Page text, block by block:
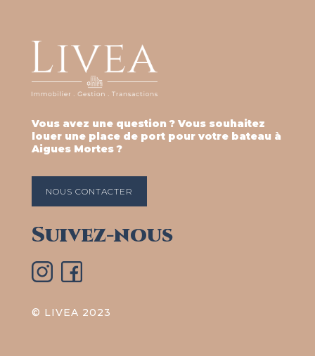
Vous avez une question ? Vous souhaitez
louer une place de port pour votre bateau à
Aigues Mortes ?
NOUS CONTACTER
Suivez-nous
© LIVEA 2023